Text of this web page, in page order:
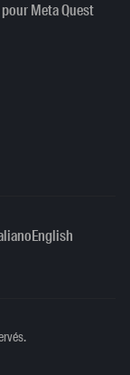
Meta Quest
English